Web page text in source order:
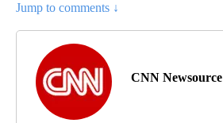
Jump to comments ↓
CNN Newsource